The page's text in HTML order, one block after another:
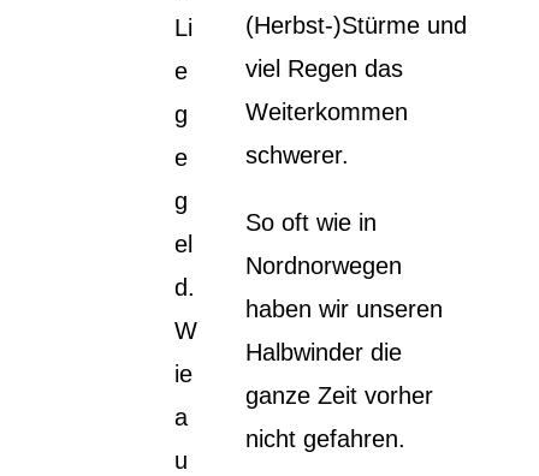
Li
e
g
e
g
el
d.
W
ie
a
u
(Herbst-)Stürme und
viel Regen das
Weiterkommen
schwerer.
So oft wie in
Nordnorwegen
haben wir unseren
Halbwinder die
ganze Zeit vorher
nicht gefahren.